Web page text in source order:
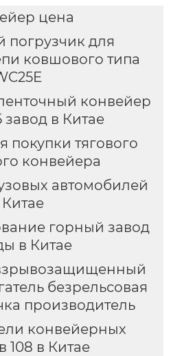
цена
для
ковшового типа
конвейер
завод в Китае
покупки тягового
конвейера
автомобилей
Китае
горный завод
в Китае
безрельсовая
производитель
конвейерных
108 в Китае